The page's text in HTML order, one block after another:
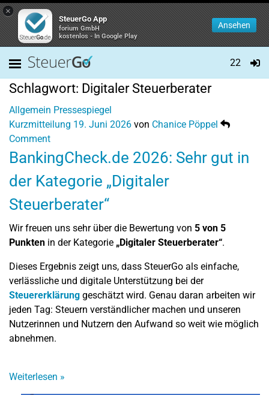
×
SteuerGo App
forium GmbH
kostenlos - In Google Play
Ansehen
22
Schlagwort: Digitaler Steuerberater
Allgemein Pressespiegel
Kurzmitteilung 19. Juni 2026 von Chanice Pöppel
Comment
BankingCheck.de 2026: Sehr gut in
der Kategorie „Digitaler
Steuerberater“
Wir freuen uns sehr über die Bewertung von 5 von 5
Punkten in der Kategorie „Digitaler Steuerberater“.
Dieses Ergebnis zeigt uns, dass SteuerGo als einfache,
verlässliche und digitale Unterstützung bei der
Steuererklärung geschätzt wird. Genau daran arbeiten wir
jeden Tag: Steuern verständlicher machen und unseren
Nutzerinnen und Nutzern den Aufwand so weit wie möglich
abnehmen.
Weiterlesen »